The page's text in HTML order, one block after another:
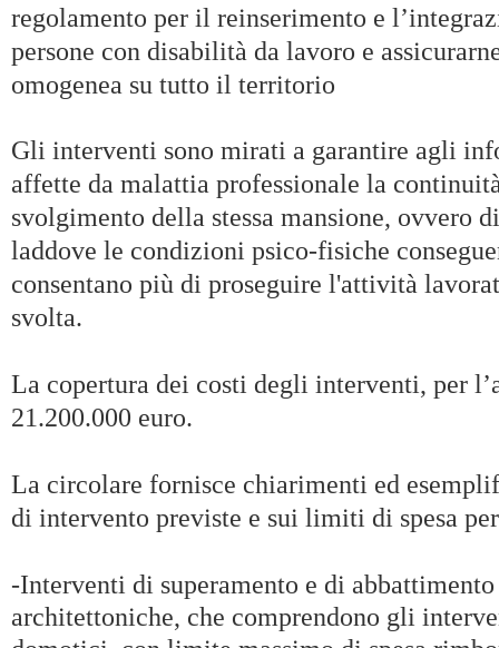
regolamento per il reinserimento e
persone con disabilità da lavoro e
omogenea su tutto il territorio
Gli interventi sono mirati a garantire agli
affette da malattia professionale la
svolgimento della stessa mansione, ovvero
laddove le condizioni psico-fisiche
consentano più di proseguire l'attività
svolta.
La copertura dei costi degli interventi, per
21.200.000 euro.
La circolare fornisce chiarimenti ed
di intervento previste e sui limiti di spesa
-Interventi di superamento e di
architettoniche, che comprendono gli